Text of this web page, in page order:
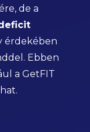
de a
érdekében
Ebben
a GetFIT